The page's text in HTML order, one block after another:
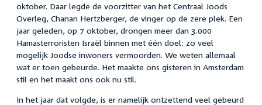
oktober. Daar legde de voorzitter van het Centraal Joods
Overleg, Chanan Hertzberger, de vinger op de zere plek. Een
jaar geleden, op 7 oktober, drongen meer dan 3.000
Hamasterroristen Israël binnen met één doel: zo veel
mogelijk Joodse inwoners vermoorden. We weten allemaal
wat er toen gebeurde. Het maakte ons gisteren in Amsterdam
stil en het maakt ons ook nu stil.
In het jaar dat volgde, is er namelijk ontzettend veel gebeurd